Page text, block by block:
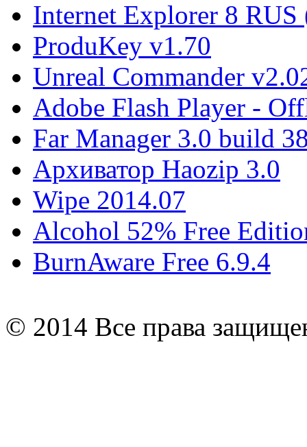
Internet Explorer 8 RUS
ProduKey v1.70
Unreal Commander
Adobe Flash Player -
Far Manager 3.0 build
Архиватор Haozip 3.0
Wipe 2014.07
Alcohol 52% Free
BurnAware Free 6.9.4
© 2014 Все права